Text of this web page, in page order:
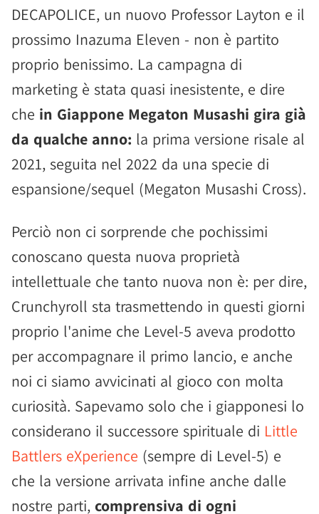
DECAPOLICE, un nuovo Professor Layton e il
prossimo Inazuma Eleven - non è partito
proprio benissimo. La campagna di
marketing è stata quasi inesistente, e dire
che in Giappone Megaton Musashi gira già
da qualche anno: la prima versione risale al
2021, seguita nel 2022 da una specie di
espansione/sequel (Megaton Musashi Cross).
Perciò non ci sorprende che pochissimi
conoscano questa nuova proprietà
intellettuale che tanto nuova non è: per dire,
Crunchyroll sta trasmettendo in questi giorni
proprio l'anime che Level-5 aveva prodotto
per accompagnare il primo lancio, e anche
noi ci siamo avvicinati al gioco con molta
curiosità. Sapevamo solo che i giapponesi lo
considerano il successore spirituale di Little
Battlers eXperience (sempre di Level-5) e
che la versione arrivata infine anche dalle
nostre parti, comprensiva di ogni